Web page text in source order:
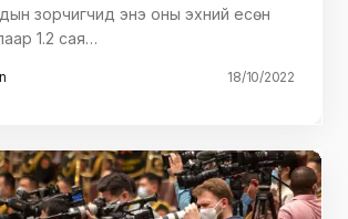
зорчигчид энэ оны эхний есөн
1.2 сая…
18/10/2022